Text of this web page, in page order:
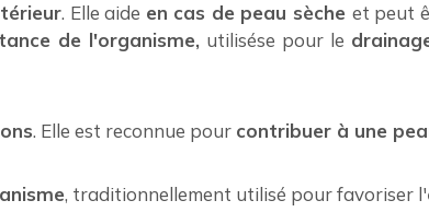
. Elle aide en cas de peau sèche et peut
de l'organisme, utilisése pour le
. Elle est reconnue pour contribuer à une
, traditionnellement utilisé pour favoriser l'